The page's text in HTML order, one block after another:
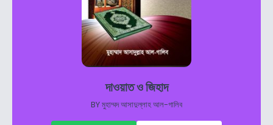
দাওয়াত ও জিহাদ
BYমুহাম্মদ আসাদুল্লাহ আল-গালিব